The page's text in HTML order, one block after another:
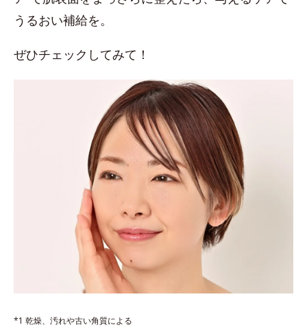
うるおい補給を。
ぜひチェックしてみて！
*1 乾燥、汚れや古い角質による